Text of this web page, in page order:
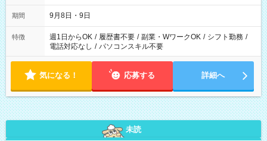
時間は変更となる可能性があります
期間 9月8日・9日
特徴 週1日からOK / 履歴書不要 / 副業・WワークOK / シフト勤務 /
電話対応なし / パソコンスキル不要
気になる！ 応募する 詳細へ
未読